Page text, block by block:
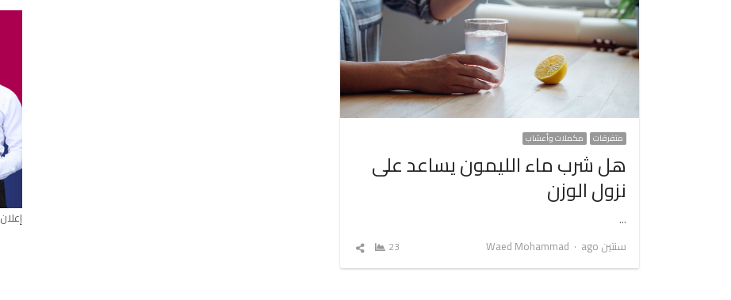
متفرقات مكملات وأعشاب
هل شرب ماء الليمون يساعد على
نزول الوزن
…
سنتين ago
Author
Waed Mohammad
23
شارك
إعلان